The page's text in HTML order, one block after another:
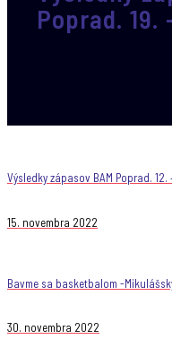
Poprad. 19.
Výsledky zápasov BAM Poprad. 12.
15. novembra 2022
Bavme sa basketbalom -
30. novembra 2022